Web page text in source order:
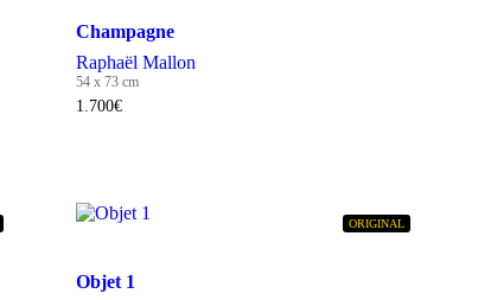
Champagne
Raphaël Mallon
54 x 73 cm
1.700€
ORIGINAL
Objet 1